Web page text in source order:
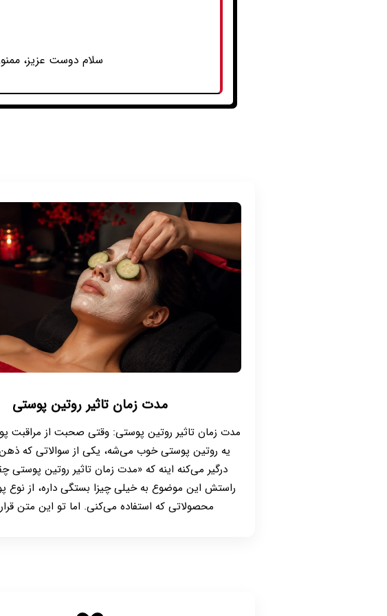
سلام دوست عزیز،
مدت زمان تاثیر روتین پوستی
مدت زمان تاثیر روتین پوستی: وقتی صحبت از مراقبت
یه روتین پوستی خوب می‌شه، یکی از سوالاتی که
درگیر می‌کنه اینه که «مدت زمان تاثیر روتین پوستی
راستش این موضوع به خیلی چیزا بستگی داره، از نوع
محصولاتی که استفاده می‌کنی. اما تو این متن